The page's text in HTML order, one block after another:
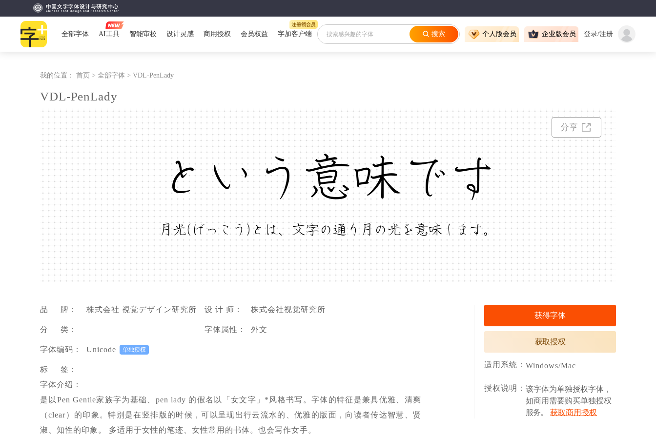
全部字体 AI工具 智能审校 设计灵感 商用授权 会员权益 字加客户端 登录/注册
企业版会员
个人版会员
搜索
我的位置： 首页 > 全部字体 > VDL-PenLady
VDL-PenLady
という意味です
月光(げっこう)とは、文字の通り月の光を意味します。
分享
品 牌： 株式会社 視覚デザイン研究所 设 计 师： 株式会社视觉研究所
分 类： 字体属性： 外文
字体编码： Unicode
标 签：
字体介绍：
是以Pen Gentle家族字为基础、pen lady 的假名以「女文字」*风格书写。字体的特征是兼具优雅、清爽
（clear）的印象。特别是在竖排版的时候，可以呈现出行云流水的、优雅的版面，向读者传达智慧、贤
淑、知性的印象。 多适用于女性的笔迹、女性常用的书体。也会写作女手。
获得字体
获取授权
适用系统： Windows/Mac
授权说明： 该字体为单独授权字体，
如商用需要购买单独授权
服务。
获取商用授权